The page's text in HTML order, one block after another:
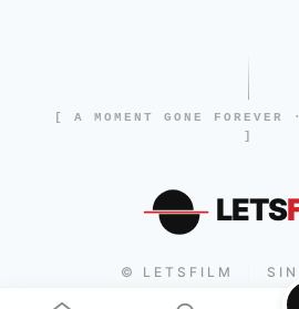
[ A MOMENT GONE FOREVER ·
]
LETS
© LETSFILM